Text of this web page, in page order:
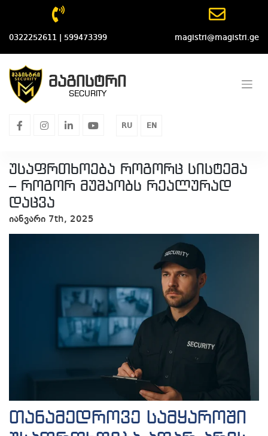
content
0322252611 | 599473399 magistri@magistri.ge
მაგისტრი
SECURITY
facebookinstagram
linkedinyoutube
RU EN
უსაფრთხოება როგორც სისტემა
– როგორ მუშაობს რეალურად
დაცვა
იანვარი 7th, 2025
თანამედროვე სამყაროში